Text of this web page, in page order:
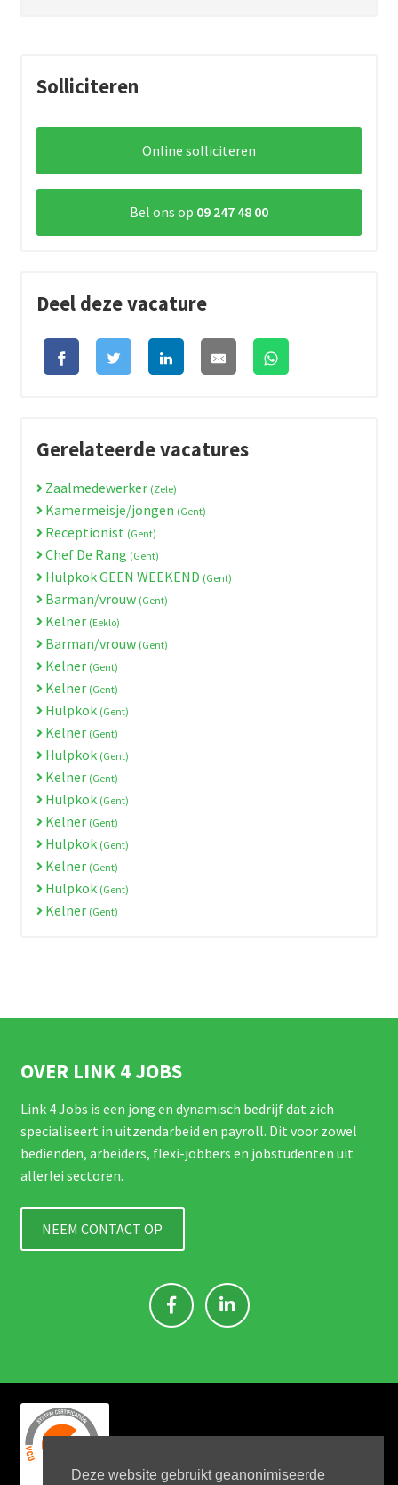
Deze website gebruikt geanonimiseerde
Solliciteren
Online solliciteren
Bel ons op 09 247 48 00
Deel deze vacature
Gerelateerde vacatures
Zaalmedewerker (Zele)
Kamermeisje/jongen (Gent)
Receptionist (Gent)
Chef De Rang (Gent)
Hulpkok GEEN WEEKEND (Gent)
Barman/vrouw (Gent)
Kelner (Eeklo)
Barman/vrouw (Gent)
Kelner (Gent)
Kelner (Gent)
Hulpkok (Gent)
Kelner (Gent)
Hulpkok (Gent)
Kelner (Gent)
Hulpkok (Gent)
Kelner (Gent)
Hulpkok (Gent)
Kelner (Gent)
Hulpkok (Gent)
Kelner (Gent)
OVER LINK 4 JOBS
Link 4 Jobs is een jong en dynamisch bedrijf dat zich
specialiseert in uitzendarbeid en payroll. Dit voor zowel
bedienden, arbeiders, flexi-jobbers en jobstudenten uit
allerlei sectoren.
NEEM CONTACT OP